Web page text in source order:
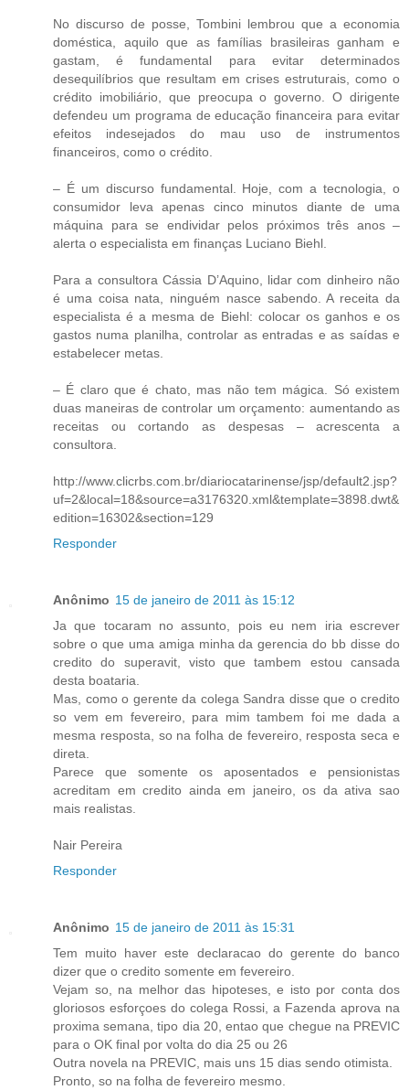
No discurso de posse, Tombini lembrou que a economia
doméstica, aquilo que as famílias brasileiras ganham e
gastam, é fundamental para evitar determinados
desequilíbrios que resultam em crises estruturais, como o
crédito imobiliário, que preocupa o governo. O dirigente
defendeu um programa de educação financeira para evitar
efeitos indesejados do mau uso de instrumentos
financeiros, como o crédito.
– É um discurso fundamental. Hoje, com a tecnologia, o
consumidor leva apenas cinco minutos diante de uma
máquina para se endividar pelos próximos três anos –
alerta o especialista em finanças Luciano Biehl.
Para a consultora Cássia D’Aquino, lidar com dinheiro não
é uma coisa nata, ninguém nasce sabendo. A receita da
especialista é a mesma de Biehl: colocar os ganhos e os
gastos numa planilha, controlar as entradas e as saídas e
estabelecer metas.
– É claro que é chato, mas não tem mágica. Só existem
duas maneiras de controlar um orçamento: aumentando as
receitas ou cortando as despesas – acrescenta a
consultora.
http://www.clicrbs.com.br/diariocatarinense/jsp/default2.jsp?
uf=2&local=18&source=a3176320.xml&template=3898.dwt&
edition=16302&section=129
Responder
Anônimo 15 de janeiro de 2011 às 15:12
Ja que tocaram no assunto, pois eu nem iria escrever
sobre o que uma amiga minha da gerencia do bb disse do
credito do superavit, visto que tambem estou cansada
desta boataria.
Mas, como o gerente da colega Sandra disse que o credito
so vem em fevereiro, para mim tambem foi me dada a
mesma resposta, so na folha de fevereiro, resposta seca e
direta.
Parece que somente os aposentados e pensionistas
acreditam em credito ainda em janeiro, os da ativa sao
mais realistas.
Nair Pereira
Responder
Anônimo 15 de janeiro de 2011 às 15:31
Tem muito haver este declaracao do gerente do banco
dizer que o credito somente em fevereiro.
Vejam so, na melhor das hipoteses, e isto por conta dos
gloriosos esforçoes do colega Rossi, a Fazenda aprova na
proxima semana, tipo dia 20, entao que chegue na PREVIC
para o OK final por volta do dia 25 ou 26
Outra novela na PREVIC, mais uns 15 dias sendo otimista.
Pronto, so na folha de fevereiro mesmo.